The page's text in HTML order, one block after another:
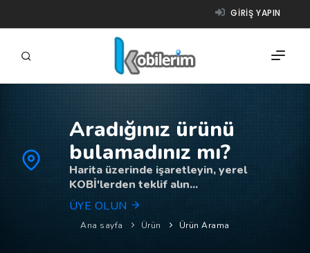
GIRIŞ YAPIN
FIRMALAR
ÜRÜNLER
NASIL ÇALIŞIR?
YARDIM
Aradığınız ürünü
bulamadınız mı?
Harita üzerinde işaretleyin, yerel
KOBİ'lerden teklif alın...
ÜYE OLUN
Ana sayfa Ürün Ürün Arama